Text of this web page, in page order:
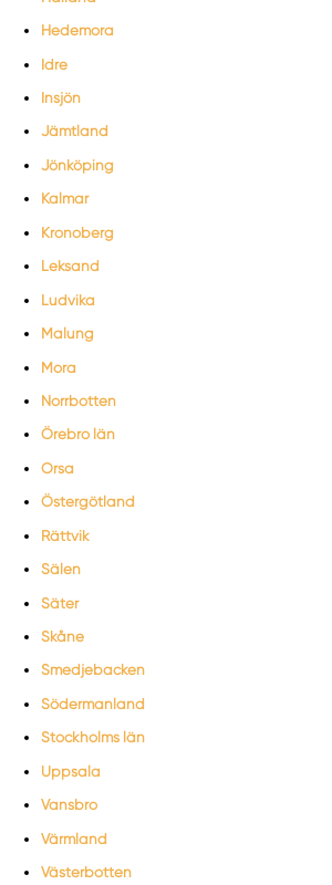
Hedemora
Idre
Insjön
Jämtland
Jönköping
Kalmar
Kronoberg
Leksand
Ludvika
Malung
Mora
Norrbotten
Örebro län
Orsa
Östergötland
Rättvik
Sälen
Säter
Skåne
Smedjebacken
Södermanland
Stockholms län
Uppsala
Vansbro
Värmland
Västerbotten